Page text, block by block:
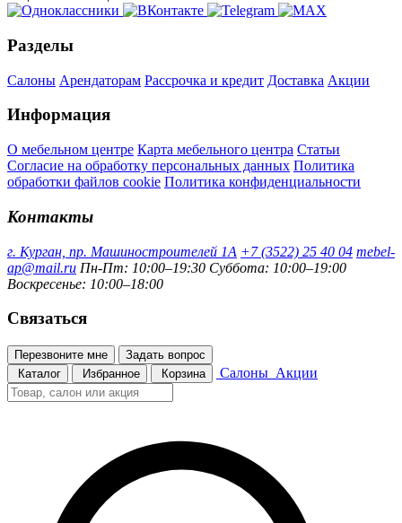
Разделы
Салоны Арендаторам Рассрочка и кредит Доставка Акции
Информация
О мебельном центре Карта мебельного центра Статьи
Согласие на обработку персональных данных Политика
обработки файлов cookie Политика конфиденциальности
Контакты
г. Курган, пр. Машиностроителей 1А +7 (3522) 25 40 04 mebel-
ap@mail.ru Пн-Пт: 10:00–19:30 Суббота: 10:00–19:00
Воскресенье: 10:00–18:00
Связаться
Перезвоните мне
Задать вопрос
Каталог
Избранное Корзина Салоны Акции